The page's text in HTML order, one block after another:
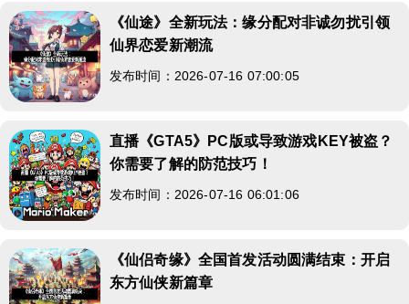
《仙途》全新玩法：缘分配对非诚勿扰引领
仙界恋爱新潮流
发布时间：2026-07-16 07:00:05
直播《GTA5》PC版或导致游戏KEY被盗？
你需要了解的防范技巧！
发布时间：2026-07-16 06:01:06
《仙侣奇缘》全国首发活动圆满结束：开启
东方仙侠新篇章